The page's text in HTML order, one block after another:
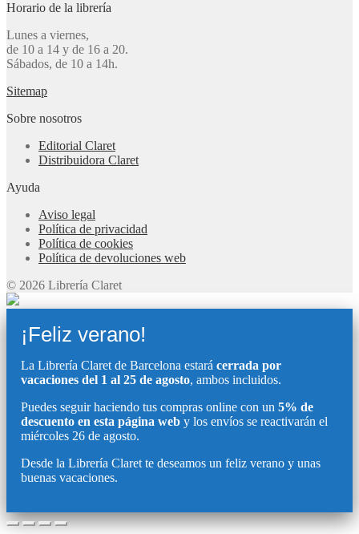
Horario de la librería
Lunes a viernes,
de 10 a 14 y de 16 a 20.
Sábados, de 10 a 14h.
Sitemap
Sobre nosotros
Editorial Claret
Distribuidora Claret
Ayuda
Aviso legal
Política de privacidad
Política de cookies
Política de devoluciones web
© 2026 Librería Claret
¡Feliz verano!
La Librería Claret de Barcelona estará cerrada por
vacaciones del 1 al 25 de agosto, ambos incluidos.
Puedes seguir haciendo tus compras online con un 5% de
descuento en esta página web y los envíos se reactivarán el
miércoles 26 de agosto.
Desde la Librería Claret te deseamos un feliz verano y unas
buenas vacaciones.